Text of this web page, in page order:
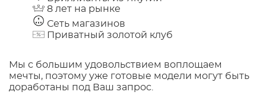
8 лет на рынке
Сеть магазинов
Приватный золотой клуб
Мы с большим удовольствием воплощаем
мечты, поэтому уже готовые модели могут быть
доработаны под Ваш запрос.